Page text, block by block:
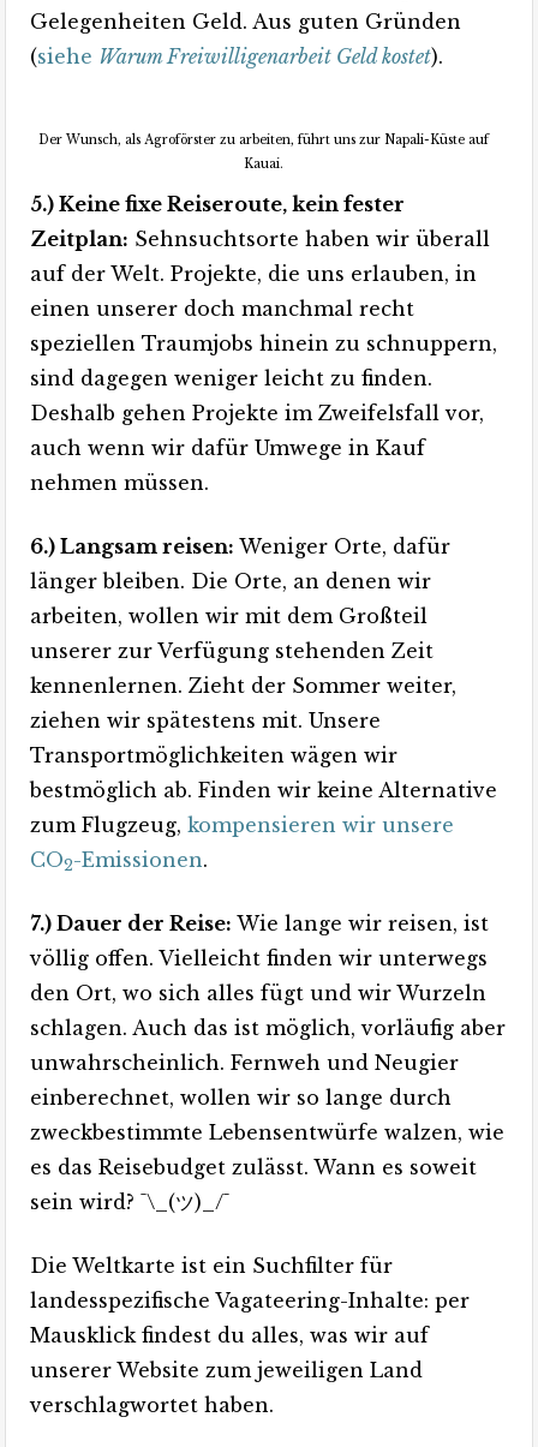
Gelegenheiten Geld. Aus guten Gründen
(siehe Warum Freiwilligenarbeit Geld kostet).
Der Wunsch, als Agroförster zu arbeiten, führt uns zur Napali-Küste auf
Kauai.
5.) Keine fixe Reiseroute, kein fester
Zeitplan: Sehnsuchtsorte haben wir überall
auf der Welt. Projekte, die uns erlauben, in
einen unserer doch manchmal recht
speziellen Traumjobs hinein zu schnuppern,
sind dagegen weniger leicht zu finden.
Deshalb gehen Projekte im Zweifelsfall vor,
auch wenn wir dafür Umwege in Kauf
nehmen müssen.
6.) Langsam reisen:Weniger Orte, dafür
länger bleiben. Die Orte, an denen wir
arbeiten, wollen wir mit dem Großteil
unserer zur Verfügung stehenden Zeit
kennenlernen. Zieht der Sommer weiter,
ziehen wir spätestens mit. Unsere
Transportmöglichkeiten wägen wir
bestmöglich ab. Finden wir keine Alternative
zum Flugzeug,kompensieren wir unsere
CO2-Emissionen.
7.) Dauer der Reise:Wie lange wir reisen, ist
völlig offen. Vielleicht finden wir unterwegs
den Ort, wo sich alles fügt und wir Wurzeln
schlagen. Auch das ist möglich, vorläufig aber
unwahrscheinlich. Fernweh und Neugier
einberechnet, wollen wir so lange durch
zweckbestimmte Lebensentwürfe walzen, wie
es das Reisebudget zulässt. Wann es soweit
sein wird? ¯\_(ツ)_/¯
Die Weltkarte ist ein Suchfilter für
landesspezifische Vagateering-Inhalte: per
Mausklick findest du alles, was wir auf
unserer Website zum jeweiligen Land
verschlagwortet haben.